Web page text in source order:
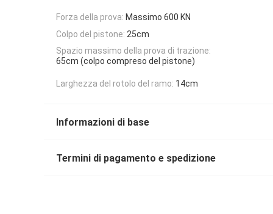
Forza della prova: Massimo 600 KN
Colpo del pistone: 25cm
Spazio massimo della prova di trazione:
65cm (colpo compreso del pistone)
Larghezza del rotolo del ramo: 14cm
Informazioni di base
Termini di pagamento e spedizione